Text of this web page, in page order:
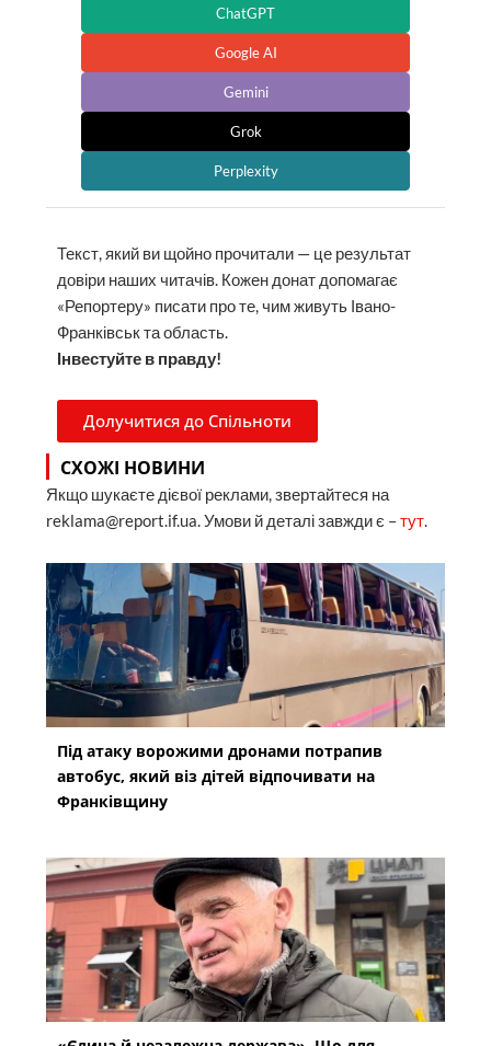
ChatGPT
Google AI
Gemini
Grok
Perplexity
Текст, який ви щойно прочитали — це результат
довіри наших читачів. Кожен донат допомагає
«Репортеру» писати про те, чим живуть Івано-
Франківськ та область.
Інвестуйте в правду!
Долучитися до Спільноти
СХОЖІ НОВИНИ
Якщо шукаєте дієвої реклами, звертайтеся на
reklama@report.if.ua. Умови й деталі завжди є –тут.
Під атаку ворожими дронами потрапив
автобус, який віз дітей відпочивати на
Франківщину